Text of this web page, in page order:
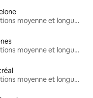
Locations moyenne et longue durée
Locations moyenne et longue durée
Locations moyenne et longue durée